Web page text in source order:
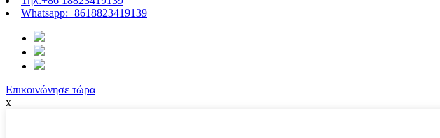
Whatsapp:+8618823419139
Επικοινώνησε τώρα
x